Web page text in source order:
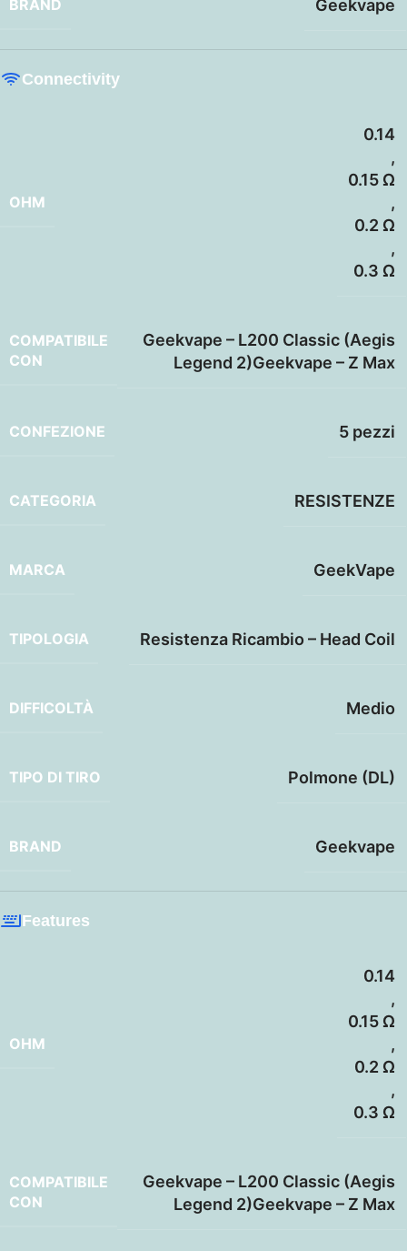
BRAND Geekvape
Connectivity
OHM
0.14
,
0.15 Ω
,
0.2 Ω
,
0.3 Ω
COMPATIBILE
CON
Geekvape – L200 Classic (Aegis
Legend 2)Geekvape – Z Max
CONFEZIONE 5 pezzi
CATEGORIA RESISTENZE
MARCA GeekVape
TIPOLOGIA Resistenza Ricambio – Head Coil
DIFFICOLTÀ Medio
TIPO DI TIRO Polmone (DL)
BRAND Geekvape
Features
OHM
0.14
,
0.15 Ω
,
0.2 Ω
,
0.3 Ω
COMPATIBILE
CON
Geekvape – L200 Classic (Aegis
Legend 2)Geekvape – Z Max